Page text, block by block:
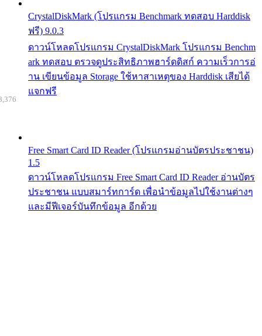
CrystalDiskMark (โปรแกรม Benchmark ทดสอบ Harddisk
ฟรี) 9.0.3
ดาวน์โหลดโปรแกรม CrystalDiskMark โปรแกรม Benchm
ark ทดสอบ ตรวจดูประสิทธิภาพฮาร์ดดิสก์ ความเร็วการอ่
าน เขียนข้อมูล Storage ใช้หาสาเหตุของ Harddisk เสียได้
แจกฟรี
Free Smart Card ID Reader (โปรแกรมอ่านบัตรประชาชน)
1.5
ดาวน์โหลดโปรแกรม Free Smart Card ID Reader อ่านบัตร
ประชาชน แบบสมาร์ทการ์ด เพื่อนำข้อมูลไปใช้งานต่างๆ
และมีฟีเจอร์บันทึกข้อมูล อีกด้วย